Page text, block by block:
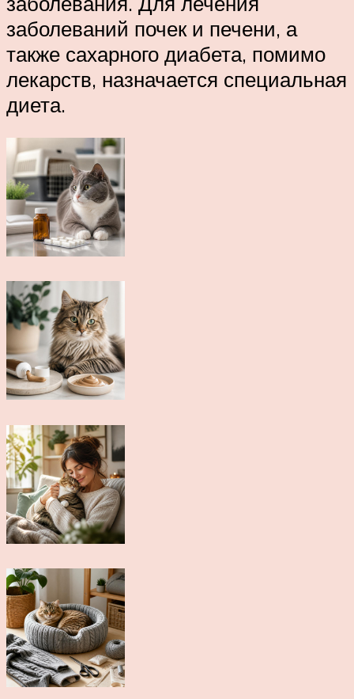
заболеваний почек и печени, а
также сахарного диабета, помимо
лекарств, назначается специальная
диета.